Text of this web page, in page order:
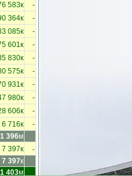
583к -
364к -
085к -
601к -
830к -
575к -
931к -
980к -
606к -
6 716к -
1 396м
7 397к -
7 397к
1 403м